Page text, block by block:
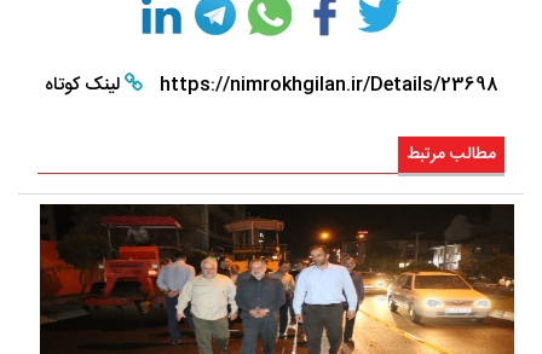
https://nimrokhgilan.ir/Details/23698 لینک کوتاه
مطالب مرتبط